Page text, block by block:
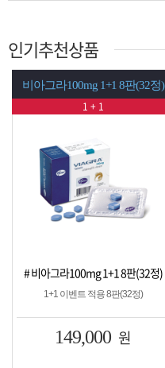
인기추천상품
비아그라100mg 1+1 8판(32정)
# 비아그라100mg 1+1 8판(32정)
1+1 이벤트 적용 8판(32정)
149,000 원
1 + 1